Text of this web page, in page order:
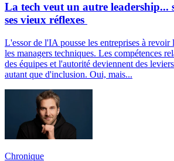
La tech veut un autre leadership...
ses vieux réflexes
L'essor de l'IA pousse les entreprises à revoir
les managers techniques. Les compétences
des équipes et l'autorité deviennent des
autant que d'inclusion. Oui, mais...
Chronique